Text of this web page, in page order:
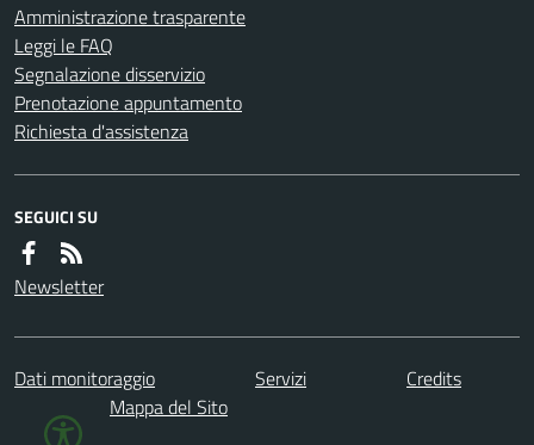
Amministrazione trasparente
Leggi le FAQ
Segnalazione disservizio
Prenotazione appuntamento
Richiesta d'assistenza
SEGUICI SU
Newsletter
Dati monitoraggio Servizi
Credits
Mappa del Sito